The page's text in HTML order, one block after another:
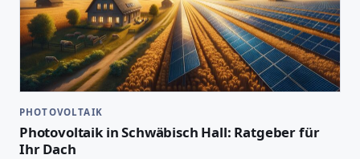
PHOTOVOLTAIK
Photovoltaik in Schwäbisch Hall: Ratgeber für
Ihr Dach